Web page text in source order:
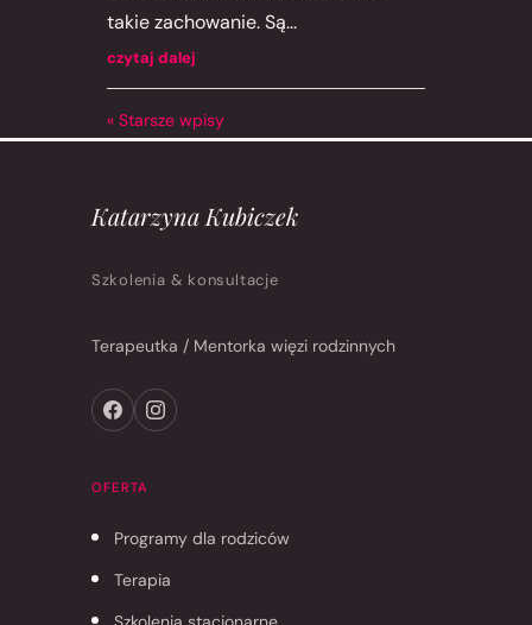
takie zachowanie. Są...
czytaj dalej
« Starsze wpisy
Katarzyna Kubiczek
Szkolenia & konsultacje
Terapeutka / Mentorka więzi rodzinnych
OFERTA
Programy dla rodziców
Terapia